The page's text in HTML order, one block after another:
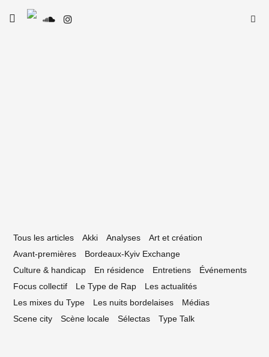
Skip
toggle
Tous les articles Akki Analyses
Art et création
Avant-premières
Bordeaux-Kyiv Exchange
Culture & handicap
En résidence Entretiens
Événements
Focus collectif
Le Type de Rap
Les actualités
Les mixes du Type
Les nuits bordelaises
Médias
Scene city
Scène locale Sélectas Type Talk